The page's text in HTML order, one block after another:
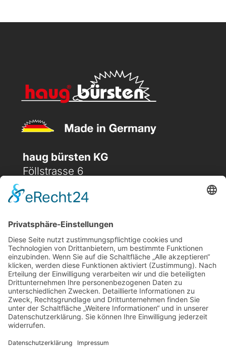
haug bürsten KG
Föllstrasse 6
 (+49) 08231 / 96 30 96
 office@haugbuersten.de
Weitere Seiten
Hygienesortiment
Haushaltssortiment
Ansprechpartner
Jobs